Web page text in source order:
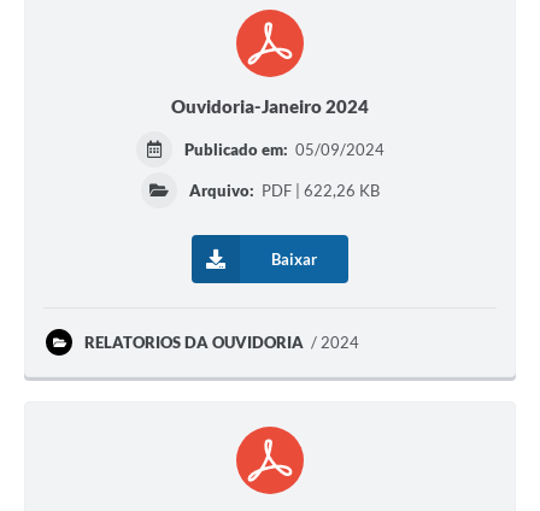
Ouvidoria-Janeiro 2024
Publicado em: 05/09/2024
Arquivo: PDF | 622,26 KB
Baixar
RELATORIOS DA OUVIDORIA 2024